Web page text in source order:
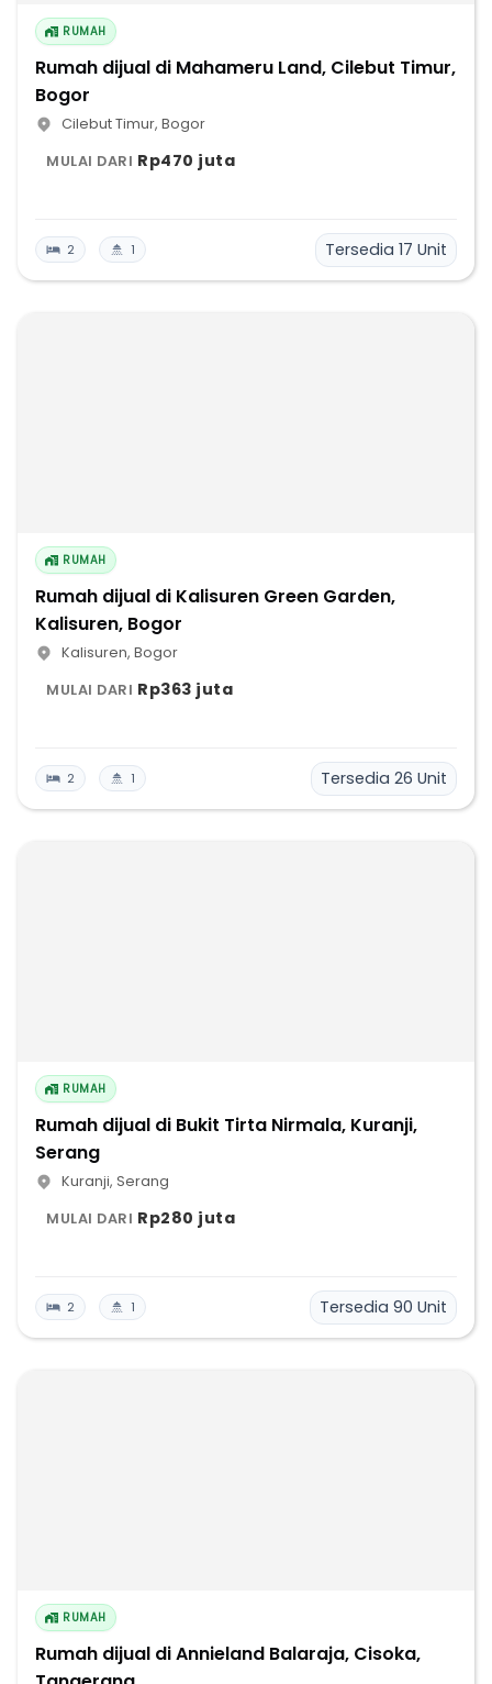
RUMAH
Rumah dijual di Mahameru Land, Cilebut Timur,
Bogor
Cilebut Timur, Bogor
MULAI DARI Rp470 juta
2 1 Tersedia 17 Unit
RUMAH
Rumah dijual di Kalisuren Green Garden,
Kalisuren, Bogor
Kalisuren, Bogor
MULAI DARI Rp363 juta
2 1 Tersedia 26 Unit
RUMAH
Rumah dijual di Bukit Tirta Nirmala, Kuranji,
Serang
Kuranji, Serang
MULAI DARI Rp280 juta
2 1 Tersedia 90 Unit
RUMAH
Rumah dijual di Annieland Balaraja, Cisoka,